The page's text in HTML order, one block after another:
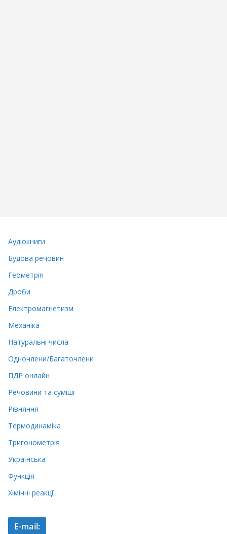
Аудіокниги
Будова речовин
Геометрія
Дроби
Електромагнетизм
Механіка
Натуральні числа
Одночлени/Багаточлени
ПДР онлайн
Речовини та суміші
Рівняння
Термодинаміка
Тригонометрія
Українська
Функція
Хімічні реакції
E-mail: